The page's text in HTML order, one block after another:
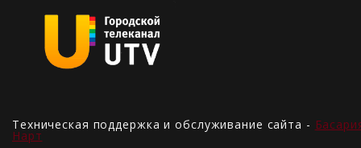
Техническая поддержка и обслуживание сайта -
Нарт